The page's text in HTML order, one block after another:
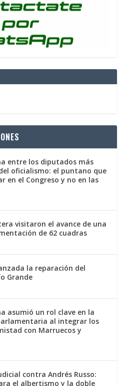
entre los diputados más
oficialismo: el puntano que
en el Congreso y no en las
visitaron el avance de una
de 62 cuadras
la reparación del
Grande
asumió un rol clave en la
al integrar los
con Marruecos y
contra Andrés Russo:
el albertismo y la doble